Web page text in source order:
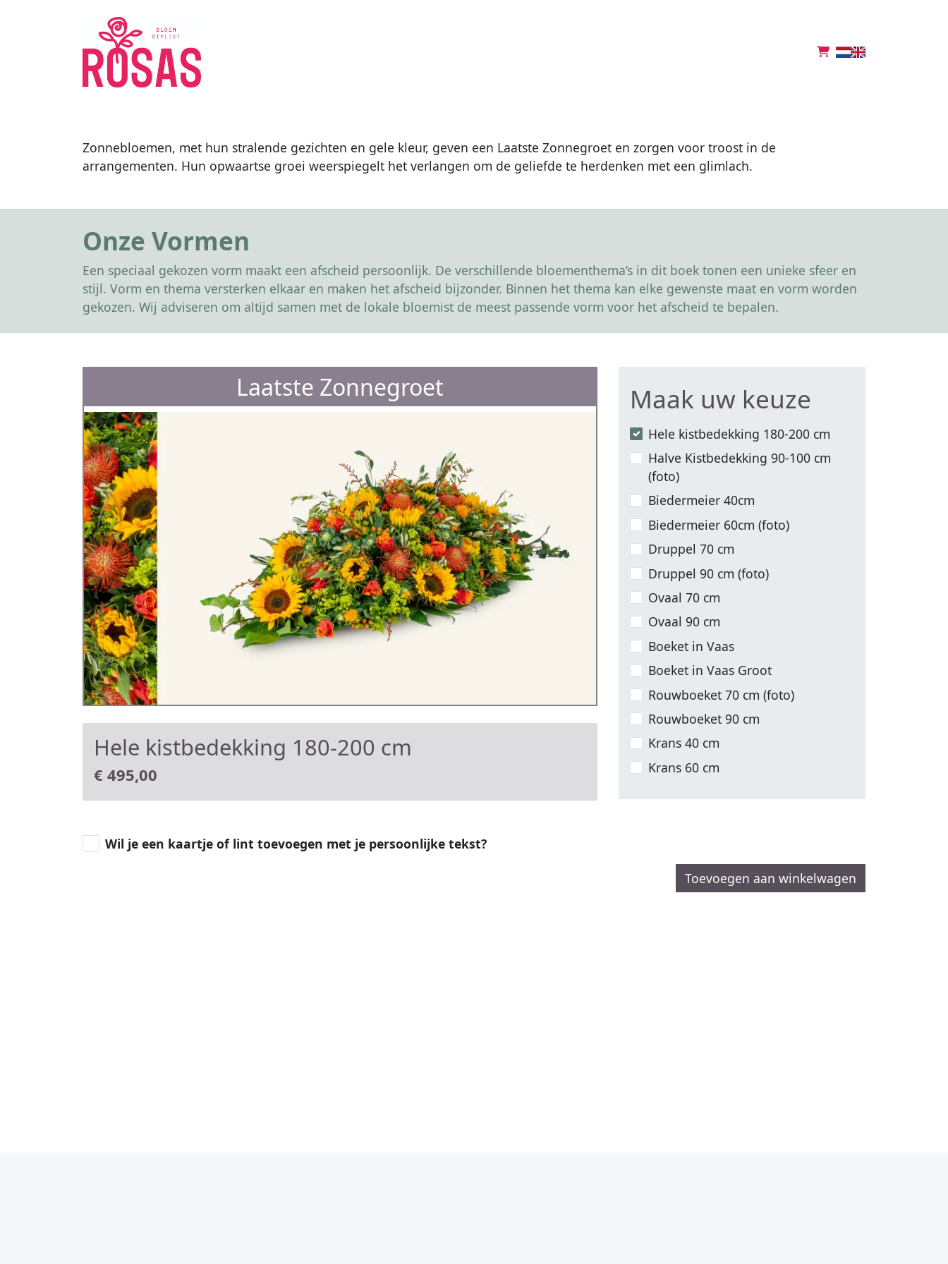
Zonnebloemen, met hun stralende gezichten en gele kleur, geven een Laatste Zonnegroet en zorgen voor troost in de
arrangementen. Hun opwaartse groei weerspiegelt het verlangen om de geliefde te herdenken met een glimlach.
Onze Vormen
Een speciaal gekozen vorm maakt een afscheid persoonlijk. De verschillende bloementhema’s in dit boek tonen een unieke sfeer en
stijl. Vorm en thema versterken elkaar en maken het afscheid bijzonder. Binnen het thema kan elke gewenste maat en vorm worden
gekozen. Wij adviseren om altijd samen met de lokale bloemist de meest passende vorm voor het afscheid te bepalen.
Laatste Zonnegroet
Hele kistbedekking 180-200 cm
€ 495,00
Maak uw keuze
Hele kistbedekking 180-200 cm
Halve Kistbedekking 90-100 cm
(foto)
Biedermeier 40cm
Biedermeier 60cm (foto)
Druppel 70 cm
Druppel 90 cm (foto)
Ovaal 70 cm
Ovaal 90 cm
Boeket in Vaas
Boeket in Vaas Groot
Rouwboeket 70 cm (foto)
Rouwboeket 90 cm
Krans 40 cm
Krans 60 cm
Wil je een kaartje of lint toevoegen met je persoonlijke tekst?
Toevoegen aan winkelwagen